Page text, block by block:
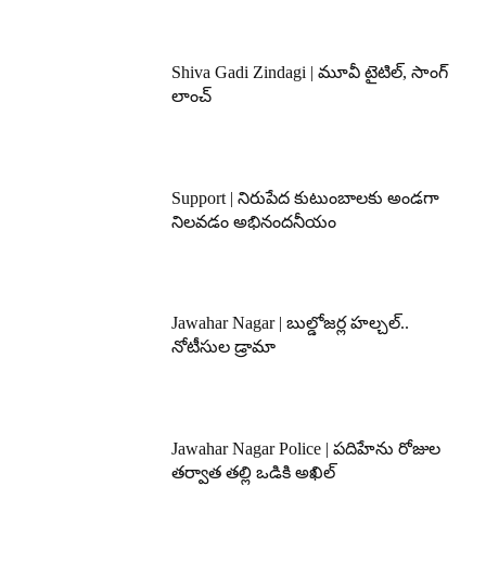
Shiva Gadi Zindagi | మూవీ టైటిల్, సాంగ్
లాంచ్
Support | నిరుపేద కుటుంబాలకు అండగా
నిలవడం అభినందనీయం
Jawahar Nagar | బుల్డోజర్ల హల్చల్..
నోటీసుల డ్రామా
Jawahar Nagar Police | పదిహేను రోజుల
తర్వాత తల్లి ఒడికి అఖిల్